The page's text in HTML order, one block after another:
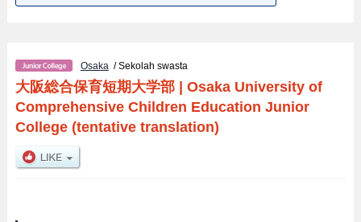
Osaka / Sekolah swasta
大阪総合保育短期大学部| Osaka University of
Comprehensive Children Education Junior
College (tentative translation)